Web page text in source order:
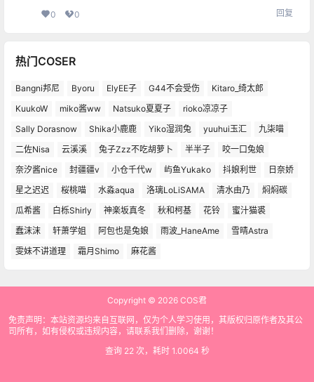
0 0 回复
热门COSER
Bangni邦尼 Byoru ElyEE子 G44不会受伤
Kitaro_绮太郎
KuukoW
miko酱ww Natsuko夏夏子
rioko凉凉子
Sally Dorasnow
Shika小鹿鹿 Yiko湿润兔 yuuhui玉汇
九柒喵
二佐Nisa
云溪溪 兔子Zzz不吃胡萝卜 半半子
咬一口兔娘
奈汐酱nice
封疆疆v 小仓千代w 屿鱼Yukako 抖娘利世
日奈娇
星之迟迟
桜桃喵 水淼aqua 洛璃LoLiSAMA 清水由乃
焖焖碳
瓜希酱
白栎Shirly 神楽坂真冬 秋和柯基 花铃
蜜汁猫裘
蠢沫沫
轩萧学姐 阿包也是兔娘 雨波_HaneAme
雪晴Astra
雯妹不讲道理
霜月Shimo 麻花酱
Copyright © 2026 COS君
免责声明：本站资源均来自互联网，仅为个人学习使用，其版权归原作者及其公
司所有，如有侵权或违规内容，请联系我们删除，谢谢！
查询 22 次，耗时 1.0064 秒